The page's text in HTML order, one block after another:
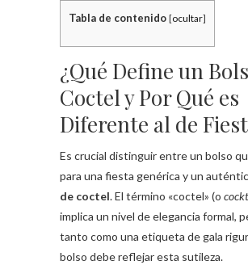
Tabla de contenido [ocultar]
¿Qué Define un
Coctel y Por Qué es
Diferente al de
Es crucial distinguir entre un bolso
para una fiesta genérica y un
de coctel. El término «coctel» (o
implica un nivel de elegancia formal,
tanto como una etiqueta de gala
bolso debe reflejar esta sutileza.